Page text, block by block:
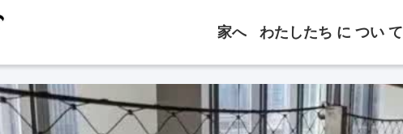
家へ わたしたち に つい て